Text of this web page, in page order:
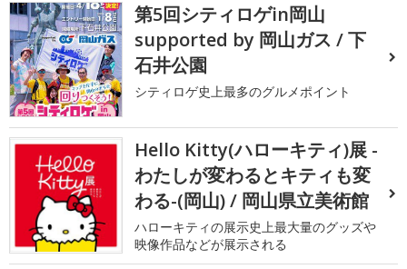
第5回シティロゲin岡山
supported by 岡山ガス / 下
石井公園
シティロゲ史上最多のグルメポイント
Hello Kitty(ハローキティ)展 -
わたしが変わるとキティも変
わる-(岡山) / 岡山県立美術館
ハローキティの展示史上最大量のグッズや
映像作品などが展示される